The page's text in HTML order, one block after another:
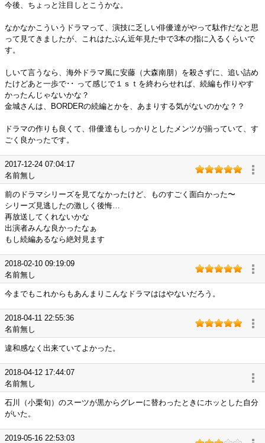
今後、ちょっと注目しとこうかな。
なかなかこういうドラマって、演技に乏しい俳優達がやって駄作だなと思
って見てきましたが、これはたぶん近年見た中で3本の指に入るくらいで
す。
しいて言うなら、海外ドラマ風に安藤（大森南朋）を殺さずに、追い詰め
たけどあと一歩で･･ って感じで１ｓｔを終わらせれば、続編も作りやす
かったんじゃないかな？
金城さんは、BORDERの続編とかを、あまりする気がないのかな？？
ドラマの作りも良くて、俳優達もしっかりとしたメンツが揃っていて、す
ごく良かったです。
2017-12-24 07:04:17
名前無し
前のドラマシリーズを見てなかったけど、ものすごく面白かった〜
シリーズ見逃したの激しく後悔…
再放送してくれないかな
出演者みんな良かったなぁ
もし続編あるなら絶対見ます
2018-02-10 09:19:09
名前無し
今までもこれからもあんまりこんなドラマははやないだろう。
2018-04-11 22:55:36
名前無し
違和感なく出来ていてよかった。
2018-04-12 17:44:07
名前無し
石川（小栗旬）のスーツが黒からグレーに替わったときにホッとした自分
がいた。
2019-05-16 22:53:03